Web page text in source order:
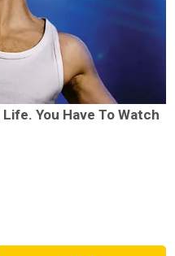
You Have To Watch